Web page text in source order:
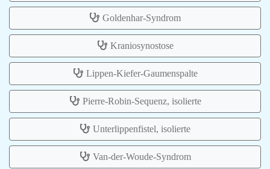
Goldenhar-Syndrom
Kraniosynostose
Lippen-Kiefer-Gaumenspalte
Pierre-Robin-Sequenz, isolierte
Unterlippenfistel, isolierte
Van-der-Woude-Syndrom